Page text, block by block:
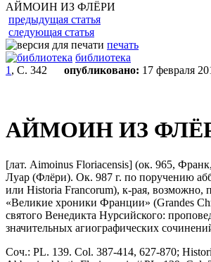
АЙМОИН ИЗ ФЛЁРИ
предыдущая статья
следующая статья
печать
библиотека
1 , С. 342 опубликовано: 17 февраля
АЙМОИН ИЗ
[лат. Aimoinus Floriacensis] (ок. 965,
Луар (Флёри). Ок. 987 г. по поручению
или Historia Francorum), к-рая,
«Великие хроники Франции» (Grandes
святого Венедикта Нурсийского:
значительных агиографических
Соч.: PL. 139. Col. 387-414, 627-870;